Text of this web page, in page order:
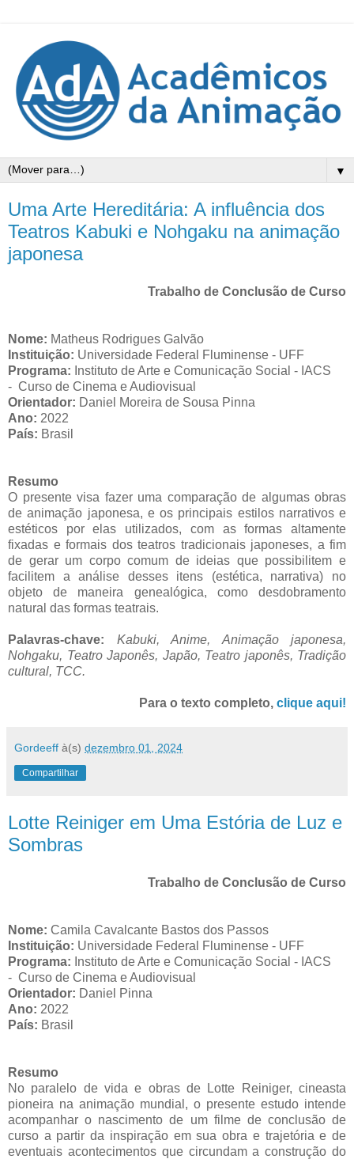
▼
Uma Arte Hereditária: A influência dos
Teatros Kabuki e Nohgaku na animação
japonesa
Trabalho de Conclusão de Curso
Nome: Matheus Rodrigues Galvão
Instituição: Universidade Federal Fluminense - UFF
Programa: Instituto de Arte e Comunicação Social - IACS
- Curso de Cinema e Audiovisual
Orientador: Daniel Moreira de Sousa Pinna
Ano: 2022
País: Brasil
Resumo
O presente visa fazer uma comparação de algumas obras
de animação japonesa, e os principais estilos narrativos e
estéticos por elas utilizados, com as formas altamente
fixadas e formais dos teatros tradicionais japoneses, a fim
de gerar um corpo comum de ideias que possibilitem e
facilitem a análise desses itens (estética, narrativa) no
objeto de maneira genealógica, como desdobramento
natural das formas teatrais.
Palavras-chave: Kabuki, Anime, Animação japonesa,
Nohgaku, Teatro Japonês, Japão, Teatro japonês, Tradição
cultural, TCC.
Para o texto completo, clique aqui!
Gordeeff à(s) dezembro 01, 2024
Compartilhar
Lotte Reiniger em Uma Estória de Luz e
Sombras
Trabalho de Conclusão de Curso
Nome: Camila Cavalcante Bastos dos Passos
Instituição: Universidade Federal Fluminense - UFF
Programa: Instituto de Arte e Comunicação Social - IACS
- Curso de Cinema e Audiovisual
Orientador: Daniel Pinna
Ano: 2022
País: Brasil
Resumo
No paralelo de vida e obras de Lotte Reiniger, cineasta
pioneira na animação mundial, o presente estudo intende
acompanhar o nascimento de um filme de conclusão de
curso a partir da inspiração em sua obra e trajetória e de
eventuais acontecimentos que circundam a construção do